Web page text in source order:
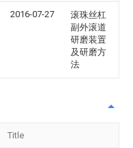
2016-07-27
滚珠丝杠
副外滚道
研磨装置
及研磨方
法
Title